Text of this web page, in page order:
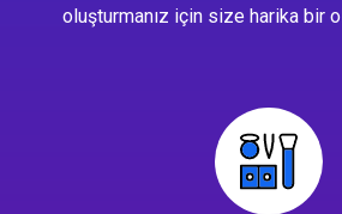
oluşturmanız için size harika bir